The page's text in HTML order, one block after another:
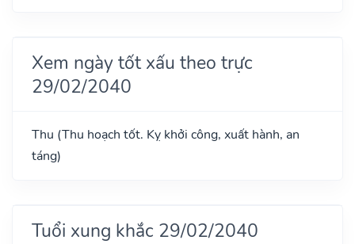
Xem ngày tốt xấu theo trực
29/02/2040
Thu (Thu hoạch tốt. Kỵ khởi công, xuất hành, an
táng)
Tuổi xung khắc 29/02/2040